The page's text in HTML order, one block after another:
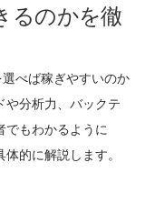
るのかを徹
べば稼ぎやすいのか
や分析力、バックテ
でもわかるように
的に解説します。